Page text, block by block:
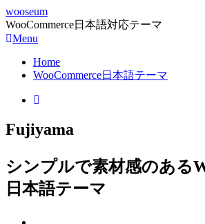
wooseum
WooCommerce日本語対応テーマ
Menu
Home
WooCommerce日本語テーマ
Fujiyama
シンプルで素材感のある
日本語テーマ